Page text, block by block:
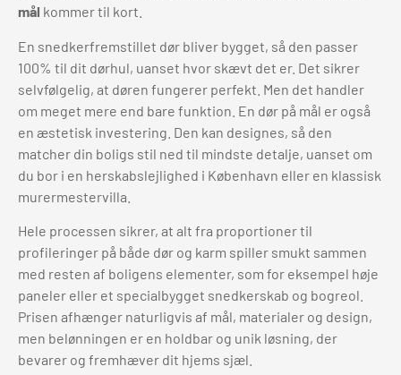
mål kommer til kort.
En snedkerfremstillet dør bliver bygget, så den passer
100% til dit dørhul, uanset hvor skævt det er. Det sikrer
selvfølgelig, at døren fungerer perfekt. Men det handler
om meget mere end bare funktion. En dør på mål er også
en æstetisk investering. Den kan designes, så den
matcher din boligs stil ned til mindste detalje, uanset om
du bor i en herskabslejlighed i København eller en klassisk
murermestervilla.
Hele processen sikrer, at alt fra proportioner til
profileringer på både dør og karm spiller smukt sammen
med resten af boligens elementer, som for eksempel høje
paneler eller et specialbygget snedkerskab og bogreol.
Prisen afhænger naturligvis af mål, materialer og design,
men belønningen er en holdbar og unik løsning, der
bevarer og fremhæver dit hjems sjæl.